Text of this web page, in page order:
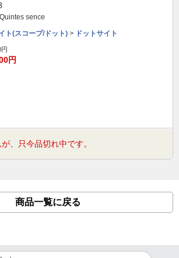
sence
ト(スコープ/ドット) > ドットサイト
円
、只今品切れ中です。
商品一覧に戻る